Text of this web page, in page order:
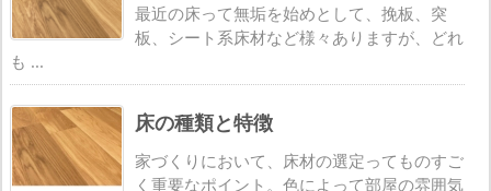
最近の床って無垢を始めとして、挽板、突
板、シート系床材など様々ありますが、どれ
も ...
床の種類と特徴
家づくりにおいて、床材の選定ってものすご
く重要なポイント。色によって部屋の雰囲気